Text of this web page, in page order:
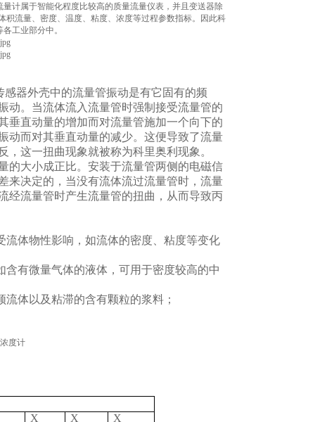
计属于智能化程度比较高的质量流量仪表，并且变送器除
积流量、密度、温度、粘度、浓度等过程参数指标。因此科
工业部分中。
感器外壳中的流量管振动是有它固有的频
动。当流体流入流量管时强制接受流量管的
垂直动量的增加而对流量管施加一个向下的
动而对其垂直动量的减少。这便导致了流量
这一扭曲现象就被称为科里奥利现象。
的大小成正比。安装于流量管两侧的电磁信
来决定的，当没有流体流过流量管时，流量
经流量管时产生流量管的扭曲，从而导致丙
体物性影响，如流体的密度、粘度等变化
有微量气体的液体，可用于密度较高的中
体以及粘滞的含有颗粒的浆料；
X X X